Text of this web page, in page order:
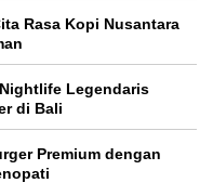
Rasa Kopi Nusantara
Legendaris
di Bali
Premium dengan